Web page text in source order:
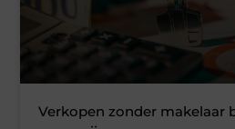
Verkopen zonder makelaar